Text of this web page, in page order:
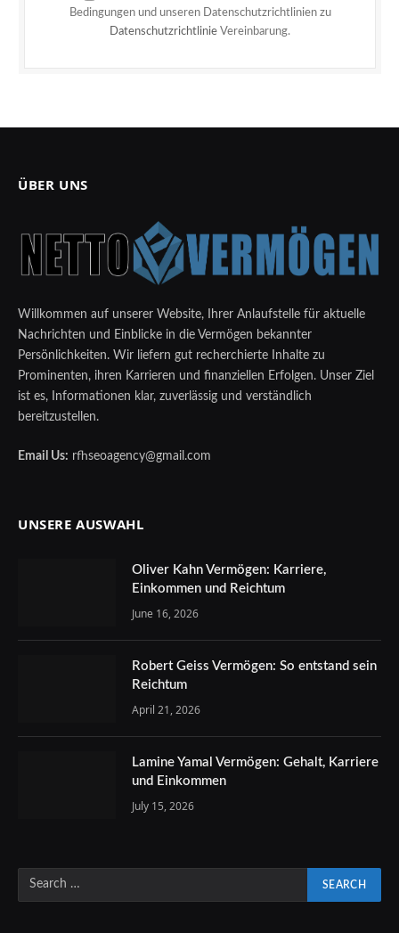
Bedingungen und unseren Datenschutzrichtlinien zu
Datenschutzrichtlinie Vereinbarung.
ÜBER UNS
Willkommen auf unserer Website, Ihrer Anlaufstelle für aktuelle
Nachrichten und Einblicke in die Vermögen bekannter
Persönlichkeiten. Wir liefern gut recherchierte Inhalte zu
Prominenten, ihren Karrieren und finanziellen Erfolgen. Unser Ziel
ist es, Informationen klar, zuverlässig und verständlich
bereitzustellen.
Email Us: rfhseoagency@gmail.com
UNSERE AUSWAHL
Oliver Kahn Vermögen: Karriere,
Einkommen und Reichtum
June 16, 2026
Robert Geiss Vermögen: So entstand sein
Reichtum
April 21, 2026
Lamine Yamal Vermögen: Gehalt, Karriere
und Einkommen
July 15, 2026